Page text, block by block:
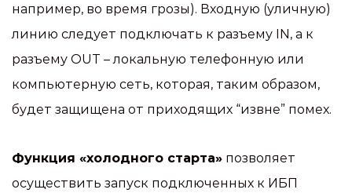
например, во время грозы). Входную (уличную)
линию следует подключать к разъему IN, а к
разъему OUT – локальную телефонную или
компьютерную сеть, которая, таким образом,
будет защищена от приходящих “извне” помех.
Функция «холодного старта» позволяет
осуществить запуск подключенных к ИБП